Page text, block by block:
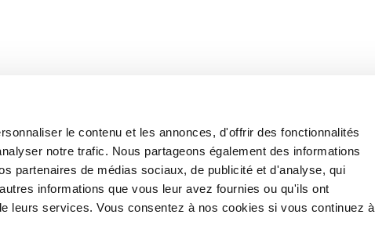
le contenu et les annonces, d'offrir des fonctionnalités
notre trafic. Nous partageons également des informations
partenaires de médias sociaux, de publicité et d'analyse, qui
informations que vous leur avez fournies ou qu'ils ont
leurs services. Vous consentez à nos cookies si vous continuez à